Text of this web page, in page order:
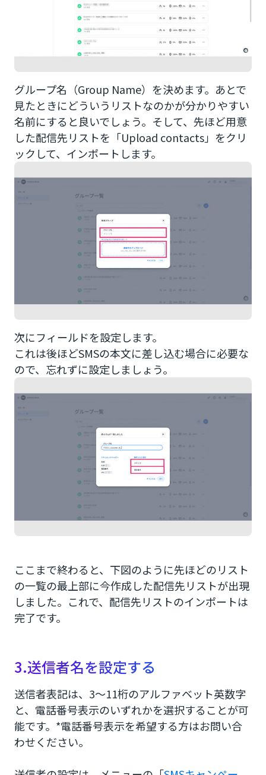
グループ名（Group Name）を決めます。あとで
見たときにどういうリストなのかが分かりやすい
名前にすると良いでしょう。そして、先ほど用意
した配信先リストを「Upload contacts」をクリ
ックして、インポートします。
次にフィールドを設定します。
これは後ほどSMSの本文に差し込む場合に必要な
ので、忘れずに設定しましょう。
ここまで終わると、下図のように先ほどのリスト
の一覧の最上部に今作成した配信先リストが出現
しました。これで、配信先リストのインポートは
完了です。
3.送信者名を設定する
送信者表記は、3〜11桁のアルファベット英数字
と、電話番号表示のいずれかを選択することが可
能です。*電話番号表示を希望する方はお問い合
わせください。